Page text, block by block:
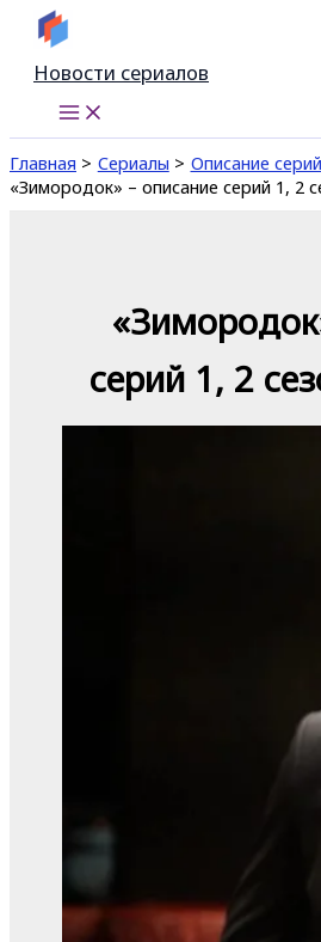
Перейти
содержимому
Новости сериалов
Главная Сериалы
Описание серий
«Зимородок» – описание серий 1, 2
серий 1, 2